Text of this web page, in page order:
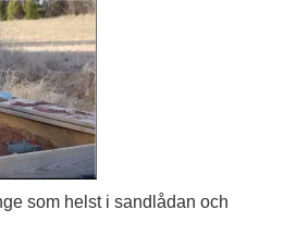
som helst i sandlådan och